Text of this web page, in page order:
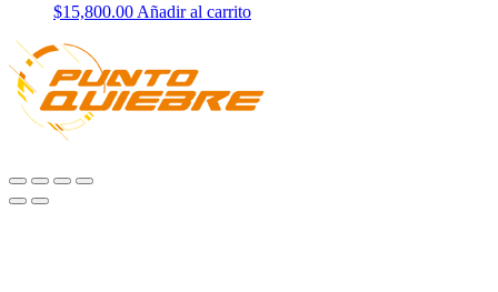
$15,800.00 Añadir al carrito